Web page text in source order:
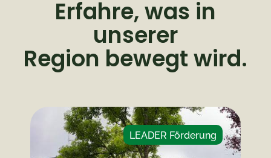
Erfahre, was in
unserer
Region bewegt wird.
LEADER Förderung